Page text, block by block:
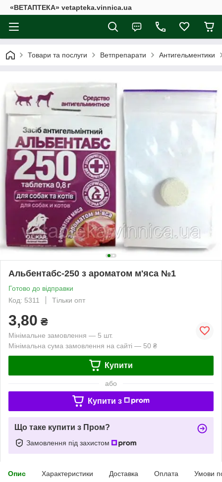
«ВЕТАПТЕКА» vetapteka.vinnica.ua
Товари та послуги Ветпрепарати Антигельментики
Альбентабс-250 з ароматом м'яса №1
Готово до відправки
Код: 5311
Тільки опт
3,80 ₴
Мінімальне замовлення — 5 шт.
Мінімальна сума замовлення на сайті — 50 ₴
Купити
або
Купити з
Що таке купити з Пром?
Замовлення під захистом
Опис Характеристики Доставка Оплата Умови